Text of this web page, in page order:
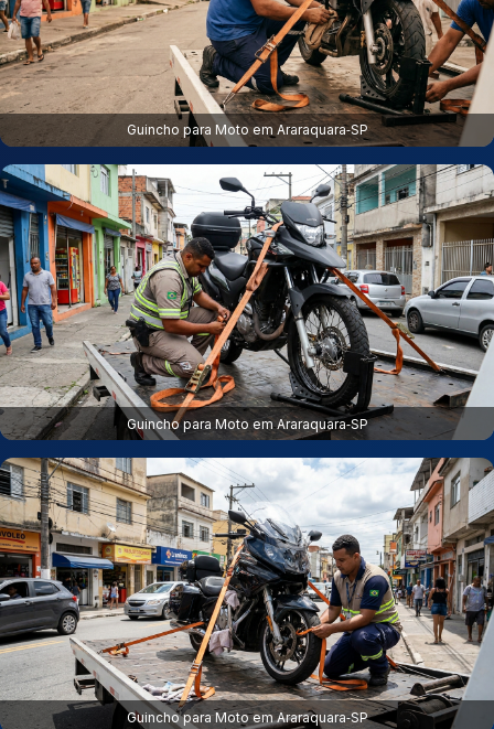
Guincho para Moto em Araraquara‑SP
Guincho para Moto em Araraquara‑SP
Guincho para Moto em Araraquara‑SP